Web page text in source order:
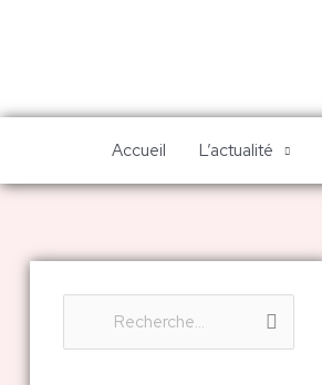
Accueil L’actualité